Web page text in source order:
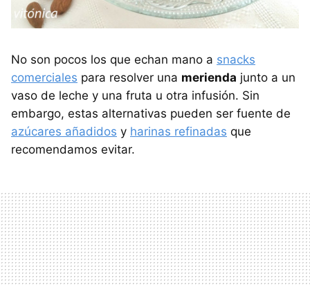
No son pocos los que echan mano a snacks
comerciales para resolver una merienda junto a un
vaso de leche y una fruta u otra infusión. Sin
embargo, estas alternativas pueden ser fuente de
azúcares añadidos y harinas refinadas que
recomendamos evitar.